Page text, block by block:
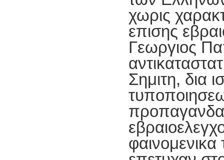
χωρις
επισης
Γεωργιος
Σημιτη, δια
φαινομενικα